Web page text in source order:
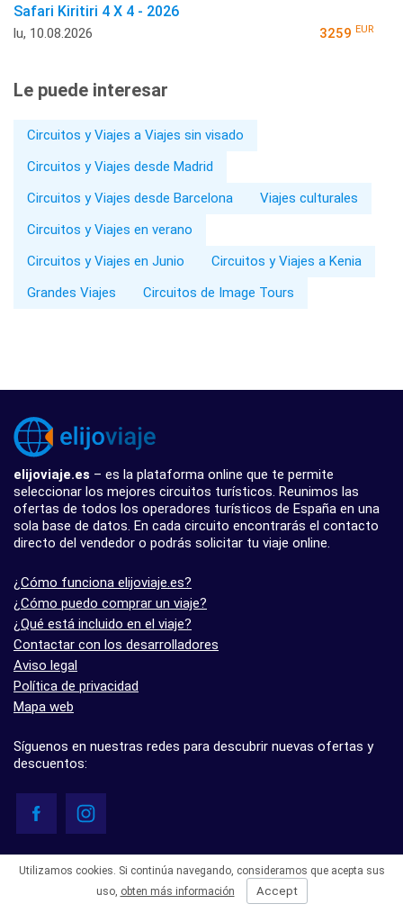
Safari Kiritiri 4 X 4 - 2026
lu, 10.08.2026 3259 EUR
Le puede interesar
Circuitos y Viajes a Viajes sin visado
Circuitos y Viajes desde Madrid
Circuitos y Viajes desde Barcelona
Viajes culturales
Circuitos y Viajes en verano
Circuitos y Viajes en Junio
Circuitos y Viajes a Kenia
Grandes Viajes
Circuitos de Image Tours
elijoviaje.es – es la plataforma online que te permite
seleccionar los mejores circuitos turísticos. Reunimos las
ofertas de todos los operadores turísticos de España en una
sola base de datos. En cada circuito encontrarás el contacto
directo del vendedor o podrás solicitar tu viaje online.
¿Cómo funciona elijoviaje.es?
¿Cómo puedo comprar un viaje?
¿Qué está incluido en el viaje?
Contactar con los desarrolladores
Aviso legal
Política de privacidad
Mapa web
Síguenos en nuestras redes para descubrir nuevas ofertas y
descuentos:
- 5.0 basado en 7 opiniones
Utilizamos cookies. Si continúa navegando, consideramos que acepta sus
uso, obten más información Accept